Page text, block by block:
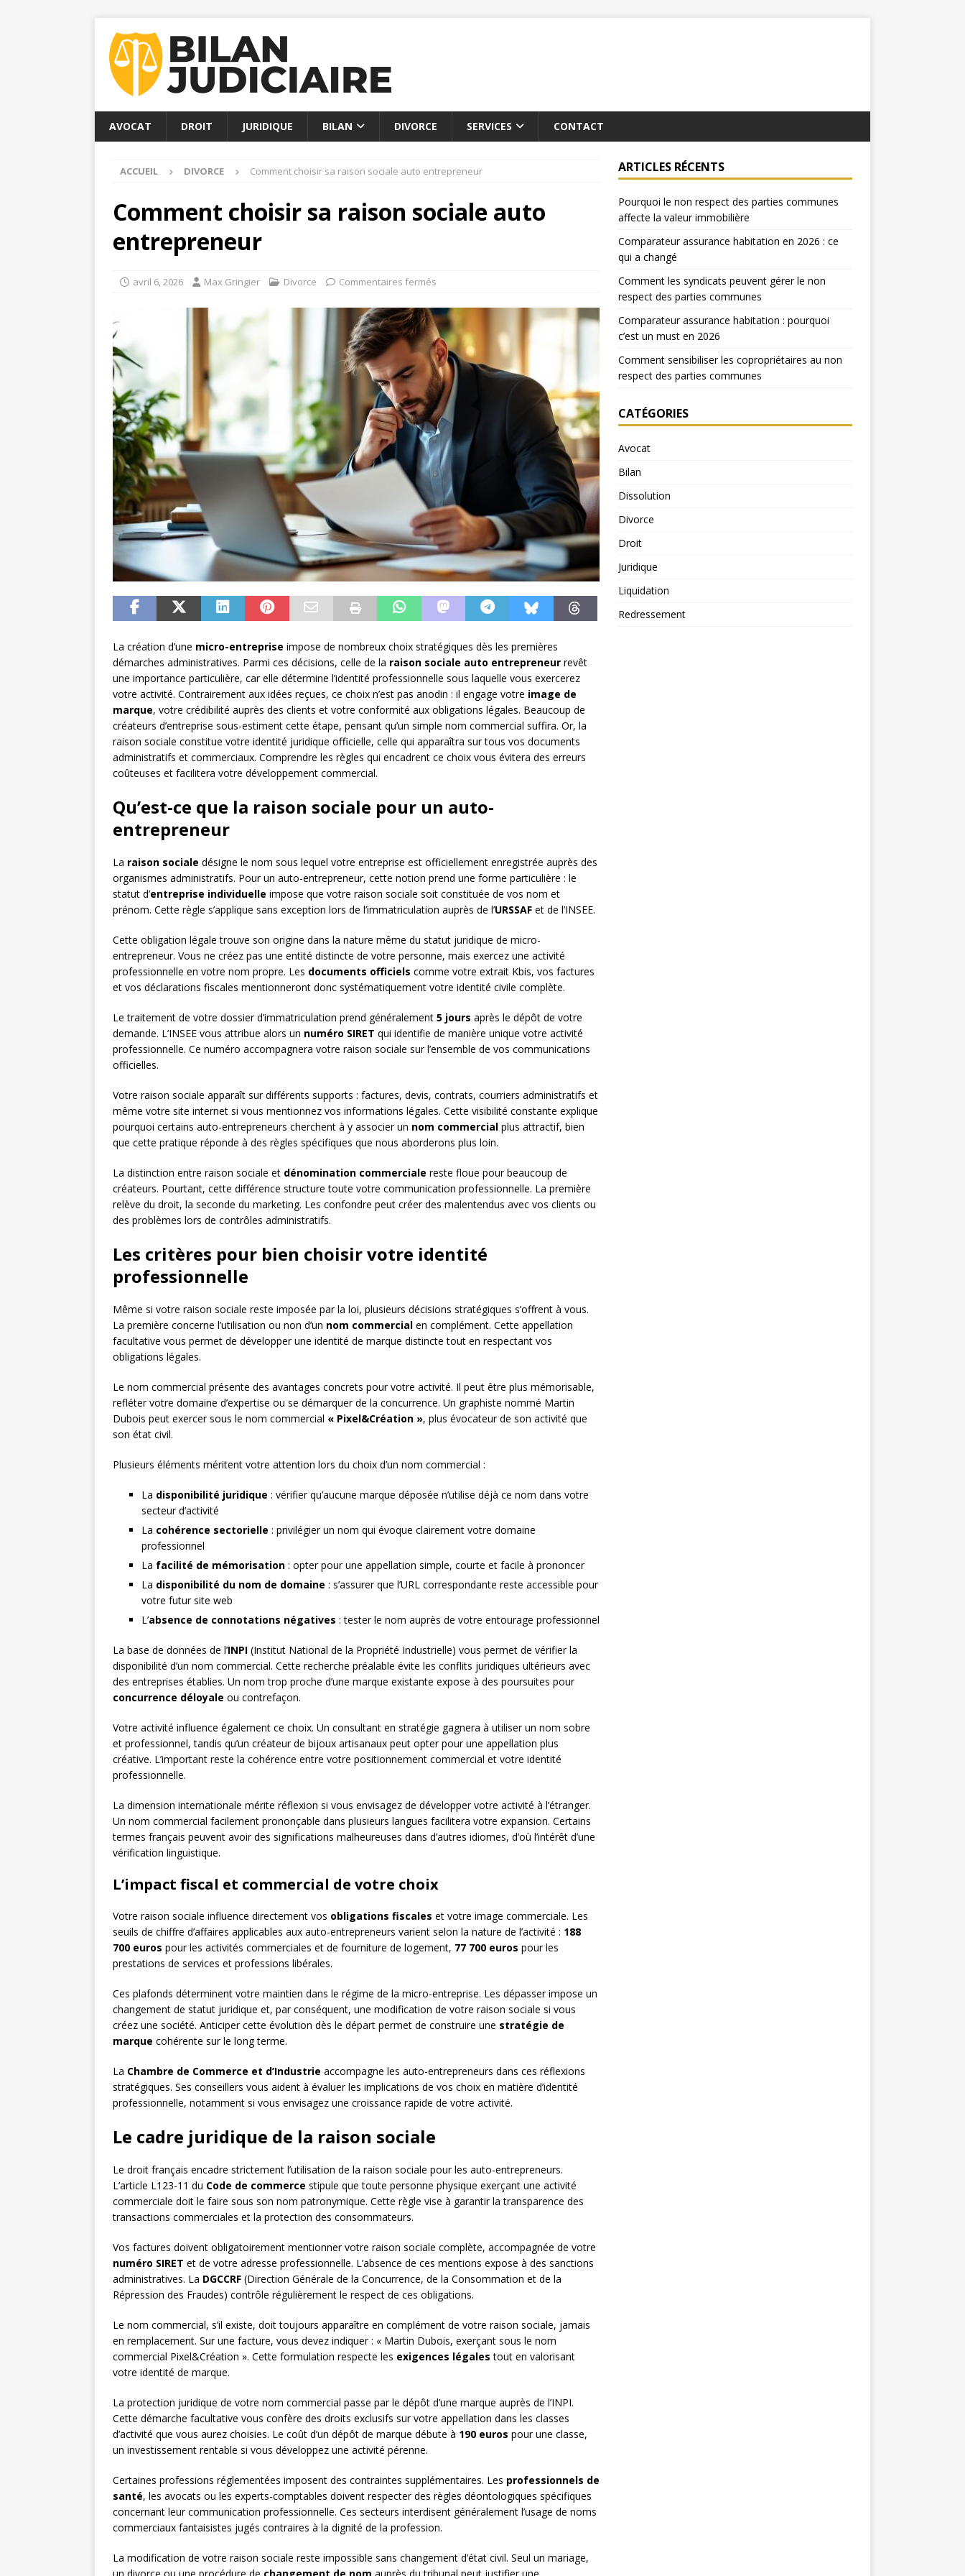
AVOCAT DROIT JURIDIQUE BILAN DIVORCE SERVICES CONTACT
ACCUEIL DIVORCE Comment choisir sa raison sociale auto entrepreneur
Comment choisir sa raison sociale auto
entrepreneur
avril 6, 2026 Max Gringier Divorce Commentaires fermés
La création d’une micro-entreprise impose de nombreux choix stratégiques dès les premières
démarches administratives. Parmi ces décisions, celle de la raison sociale auto entrepreneur revêt
une importance particulière, car elle détermine l’identité professionnelle sous laquelle vous exercerez
votre activité. Contrairement aux idées reçues, ce choix n’est pas anodin : il engage votre image de
marque, votre crédibilité auprès des clients et votre conformité aux obligations légales. Beaucoup de
créateurs d’entreprise sous-estiment cette étape, pensant qu’un simple nom commercial suffira. Or, la
raison sociale constitue votre identité juridique officielle, celle qui apparaîtra sur tous vos documents
administratifs et commerciaux. Comprendre les règles qui encadrent ce choix vous évitera des erreurs
coûteuses et facilitera votre développement commercial.
Qu’est-ce que la raison sociale pour un auto-
entrepreneur
La raison sociale désigne le nom sous lequel votre entreprise est officiellement enregistrée auprès des
organismes administratifs. Pour un auto-entrepreneur, cette notion prend une forme particulière : le
statut d’entreprise individuelle impose que votre raison sociale soit constituée de vos nom et
prénom. Cette règle s’applique sans exception lors de l’immatriculation auprès de l’URSSAF et de l’INSEE.
Cette obligation légale trouve son origine dans la nature même du statut juridique de micro-
entrepreneur. Vous ne créez pas une entité distincte de votre personne, mais exercez une activité
professionnelle en votre nom propre. Les documents officiels comme votre extrait Kbis, vos factures
et vos déclarations fiscales mentionneront donc systématiquement votre identité civile complète.
Le traitement de votre dossier d’immatriculation prend généralement 5 jours après le dépôt de votre
demande. L’INSEE vous attribue alors un numéro SIRET qui identifie de manière unique votre activité
professionnelle. Ce numéro accompagnera votre raison sociale sur l’ensemble de vos communications
officielles.
Votre raison sociale apparaît sur différents supports : factures, devis, contrats, courriers administratifs et
même votre site internet si vous mentionnez vos informations légales. Cette visibilité constante explique
pourquoi certains auto-entrepreneurs cherchent à y associer un nom commercial plus attractif, bien
que cette pratique réponde à des règles spécifiques que nous aborderons plus loin.
La distinction entre raison sociale et dénomination commerciale reste floue pour beaucoup de
créateurs. Pourtant, cette différence structure toute votre communication professionnelle. La première
relève du droit, la seconde du marketing. Les confondre peut créer des malentendus avec vos clients ou
des problèmes lors de contrôles administratifs.
Les critères pour bien choisir votre identité
professionnelle
Même si votre raison sociale reste imposée par la loi, plusieurs décisions stratégiques s’offrent à vous.
La première concerne l’utilisation ou non d’un nom commercial en complément. Cette appellation
facultative vous permet de développer une identité de marque distincte tout en respectant vos
obligations légales.
Le nom commercial présente des avantages concrets pour votre activité. Il peut être plus mémorisable,
refléter votre domaine d’expertise ou se démarquer de la concurrence. Un graphiste nommé Martin
Dubois peut exercer sous le nom commercial « Pixel&Création », plus évocateur de son activité que
son état civil.
Plusieurs éléments méritent votre attention lors du choix d’un nom commercial :
La disponibilité juridique : vérifier qu’aucune marque déposée n’utilise déjà ce nom dans votre
secteur d’activité
La cohérence sectorielle : privilégier un nom qui évoque clairement votre domaine
professionnel
La facilité de mémorisation : opter pour une appellation simple, courte et facile à prononcer
La disponibilité du nom de domaine : s’assurer que l’URL correspondante reste accessible pour
votre futur site web
L’absence de connotations négatives : tester le nom auprès de votre entourage professionnel
La base de données de l’INPI (Institut National de la Propriété Industrielle) vous permet de vérifier la
disponibilité d’un nom commercial. Cette recherche préalable évite les conflits juridiques ultérieurs avec
des entreprises établies. Un nom trop proche d’une marque existante expose à des poursuites pour
concurrence déloyale ou contrefaçon.
Votre activité influence également ce choix. Un consultant en stratégie gagnera à utiliser un nom sobre
et professionnel, tandis qu’un créateur de bijoux artisanaux peut opter pour une appellation plus
créative. L’important reste la cohérence entre votre positionnement commercial et votre identité
professionnelle.
La dimension internationale mérite réflexion si vous envisagez de développer votre activité à l’étranger.
Un nom commercial facilement prononçable dans plusieurs langues facilitera votre expansion. Certains
termes français peuvent avoir des significations malheureuses dans d’autres idiomes, d’où l’intérêt d’une
vérification linguistique.
L’impact fiscal et commercial de votre choix
Votre raison sociale influence directement vos obligations fiscales et votre image commerciale. Les
seuils de chiffre d’affaires applicables aux auto-entrepreneurs varient selon la nature de l’activité : 188
700 euros pour les activités commerciales et de fourniture de logement, 77 700 euros pour les
prestations de services et professions libérales.
Ces plafonds déterminent votre maintien dans le régime de la micro-entreprise. Les dépasser impose un
changement de statut juridique et, par conséquent, une modification de votre raison sociale si vous
créez une société. Anticiper cette évolution dès le départ permet de construire une stratégie de
marque cohérente sur le long terme.
La Chambre de Commerce et d’Industrie accompagne les auto-entrepreneurs dans ces réflexions
stratégiques. Ses conseillers vous aident à évaluer les implications de vos choix en matière d’identité
professionnelle, notamment si vous envisagez une croissance rapide de votre activité.
Le cadre juridique de la raison sociale
Le droit français encadre strictement l’utilisation de la raison sociale pour les auto-entrepreneurs.
L’article L123-11 du Code de commerce stipule que toute personne physique exerçant une activité
commerciale doit le faire sous son nom patronymique. Cette règle vise à garantir la transparence des
transactions commerciales et la protection des consommateurs.
Vos factures doivent obligatoirement mentionner votre raison sociale complète, accompagnée de votre
numéro SIRET et de votre adresse professionnelle. L’absence de ces mentions expose à des sanctions
administratives. La DGCCRF (Direction Générale de la Concurrence, de la Consommation et de la
Répression des Fraudes) contrôle régulièrement le respect de ces obligations.
Le nom commercial, s’il existe, doit toujours apparaître en complément de votre raison sociale, jamais
en remplacement. Sur une facture, vous devez indiquer : « Martin Dubois, exerçant sous le nom
commercial Pixel&Création ». Cette formulation respecte les exigences légales tout en valorisant
votre identité de marque.
La protection juridique de votre nom commercial passe par le dépôt d’une marque auprès de l’INPI.
Cette démarche facultative vous confère des droits exclusifs sur votre appellation dans les classes
d’activité que vous aurez choisies. Le coût d’un dépôt de marque débute à 190 euros pour une classe,
un investissement rentable si vous développez une activité pérenne.
Certaines professions réglementées imposent des contraintes supplémentaires. Les professionnels de
santé, les avocats ou les experts-comptables doivent respecter des règles déontologiques spécifiques
concernant leur communication professionnelle. Ces secteurs interdisent généralement l’usage de noms
commerciaux fantaisistes jugés contraires à la dignité de la profession.
La modification de votre raison sociale reste impossible sans changement d’état civil. Seul un mariage,
ARTICLES RÉCENTS
Pourquoi le non respect des parties communes
affecte la valeur immobilière
Comparateur assurance habitation en 2026 : ce
qui a changé
Comment les syndicats peuvent gérer le non
respect des parties communes
Comparateur assurance habitation : pourquoi
c’est un must en 2026
Comment sensibiliser les copropriétaires au non
respect des parties communes
CATÉGORIES
Avocat
Bilan
Dissolution
Divorce
Droit
Juridique
Liquidation
Redressement